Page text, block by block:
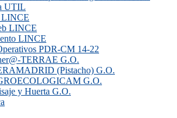
UTIL
LINCE
LINCE
LINCE
PDR-CM 14-22
TERRAE G.O.
(Pistacho) G.O.
G.O.
y Huerta G.O.